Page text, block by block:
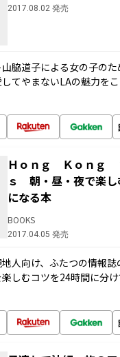
2017.08.02 発売
脇道子による女の子の
てやまないLAの魅力を
Ｈｏｎｇ Ｋｏｎｇ
ｓ 朝・昼・夜で楽し
になる本
BOOKS
2017.04.05 発売
人向け、ふたつの情報
しむコツを24時間に分